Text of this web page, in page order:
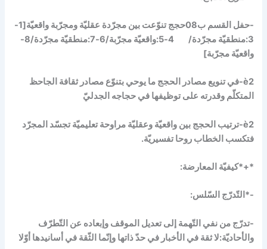
-حفل القسم ب08حجج تنوّعت بين مجرّدة عقليّة ومجرّبة واقعيّة[1-
3:منطقيّة مجرّدة/ 4-5:واقعيّة مجرّبة/6-7:منطقيّة مجرّدة/8-
واقعيّة مجرّبة]
è2-في تنويع مصادر الحجج ما يوحي بتنوّع مصادر ثقافة الجاحظ
المتكلّم وقدرته على توظيفها في حجاجه الجدليّ
è2-ترتيب الحجج بين واقعيّة وعقليّة مراوحة تعليميّة تجسّد المجرّد
فتكسب الخطاب روحا تفسيريّة.
*+*كيفيّة المعارضة:
-*التّدرّج السّلس:
-تدرّج من نفي التّهمة إلى تعديل الموقف وإبعاده عن التّطرّف
والأحاديّة:لا ثقة في الأخبار في حدّ ذاتها وإنّما الثّقة في أسانيدها أوّلا